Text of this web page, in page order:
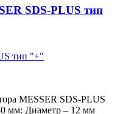
SDS-PLUS тип
тип "+"
MESSER SDS-PLUS
мм: Диаметр – 12 мм